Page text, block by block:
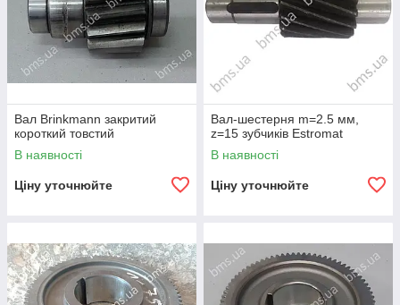
Вал Brinkmann закритий
короткий товстий
В наявності
Ціну уточнюйте
Вал-шестерня m=2.5 мм,
z=15 зубчиків Estromat
В наявності
Ціну уточнюйте